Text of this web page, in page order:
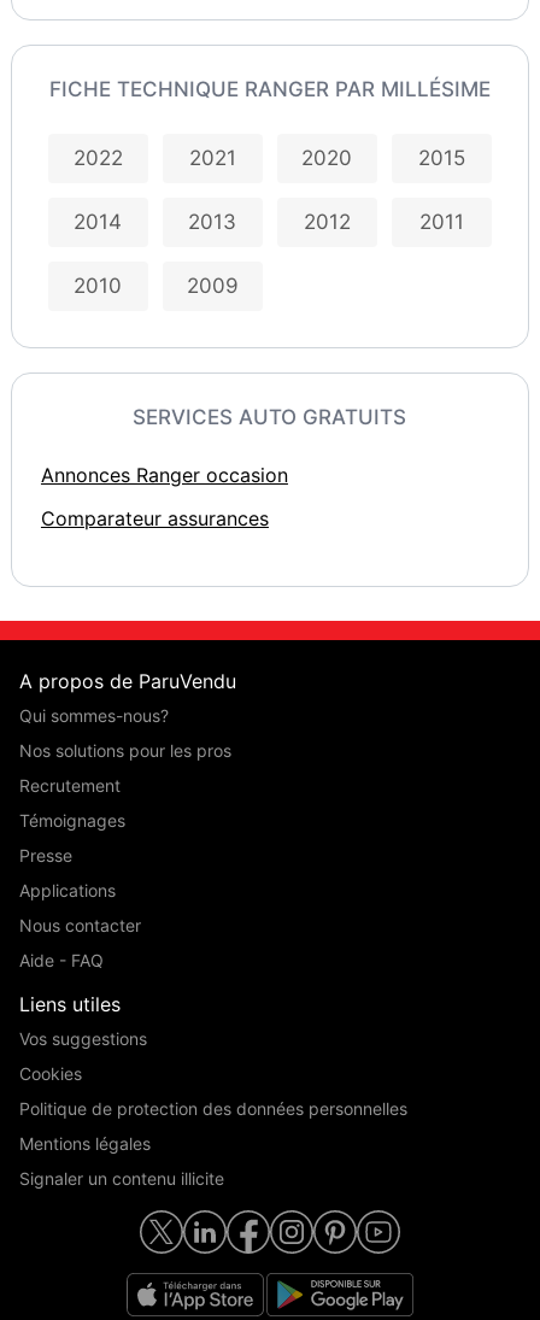
FICHE TECHNIQUE RANGER PAR MILLÉSIME
2022 2021 2020 2015
2014 2013 2012 2011
2010 2009
SERVICES AUTO GRATUITS
Annonces Ranger occasion
Comparateur assurances
A propos de ParuVendu
Qui sommes-nous?
Nos solutions pour les pros
Recrutement
Témoignages
Presse
Applications
Nous contacter
Aide - FAQ
Liens utiles
Vos suggestions
Cookies
Politique de protection des données personnelles
Mentions légales
Signaler un contenu illicite